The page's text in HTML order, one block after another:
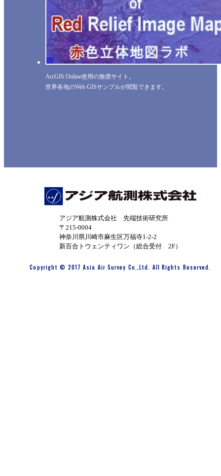
ArcGIS Online使用の無償サイト。
世界各地のWeb GISサンプルが閲覧できます。
アジア航測株式会社 先端技術研究所
〒215-0004
神奈川県川崎市麻生区万福寺1-2-2
新百合トウェンティワン（総合受付 2F）
Copyright © 2017 Asia Air Survey Co.,Ltd. All Rights Reserved.